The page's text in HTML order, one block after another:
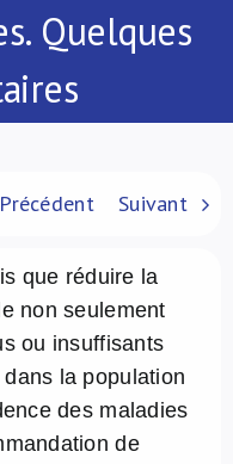
Quelques
Précédent Suivant
que réduire la
non seulement
ou insuffisants
la population
des maladies
de